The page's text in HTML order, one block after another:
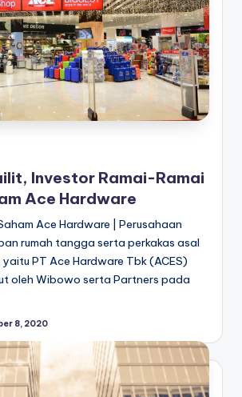
Investor Ramai-Ramai
Ace Hardware
Ace Hardware | Perusahaan
rumah tangga serta perkakas asal
yaitu PT Ace Hardware Tbk (ACES)
oleh Wibowo serta Partners pada
8, 2020